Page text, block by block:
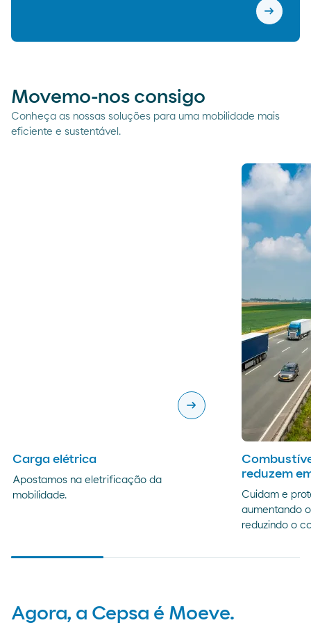
arrow_right_altAgora, a
Movemo-nos consigo
Conheça as nossas soluções para uma mobilidade mais
eficiente e sustentável.
arrow_right_alt
Carga elétrica
Apostamos na eletrificação da
mobilidade.
reduzem
Cuidam e
aumentando
reduzindo o
Agora, a Cepsa é Moeve.